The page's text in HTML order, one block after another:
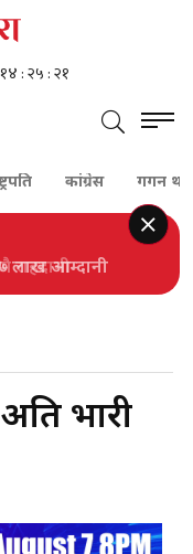
कांग्रेस गगन थापा
लाख आम्दानी
भारी